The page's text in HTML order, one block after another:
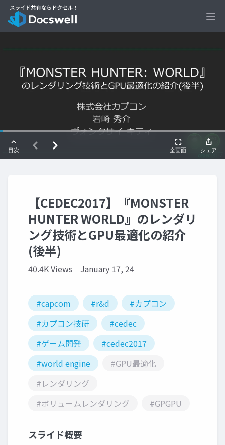
【CEDEC2017】『MONSTER
HUNTER WORLD』のレンダリ
ング技術とGPU最適化の紹介
(後半)
40.4K Views January 17, 24
#capcom #r&d
#カプコン
#カプコン技研
#cedec
#ゲーム開発
#cedec2017
#world engine
#GPU最適化
#レンダリング
#ボリュームレンダリング
#GPGPU
スライド概要